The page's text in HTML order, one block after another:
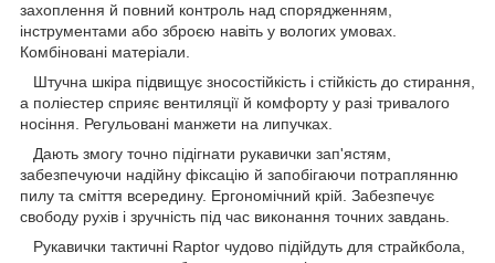
захоплення й повний контроль над спорядженням,
інструментами або зброєю навіть у вологих умовах.
Комбіновані матеріали.
Штучна шкіра підвищує зносостійкість і стійкість до стирання,
а поліестер сприяє вентиляції й комфорту у разі тривалого
носіння. Регульовані манжети на липучках.
Дають змогу точно підігнати рукавички зап'ястям,
забезпечуючи надійну фіксацію й запобігаючи потраплянню
пилу та сміття всередину. Ергономічний крій. Забезпечує
свободу рухів і зручність під час виконання точних завдань.
Рукавички тактичні Raptor чудово підійдуть для страйкбола,